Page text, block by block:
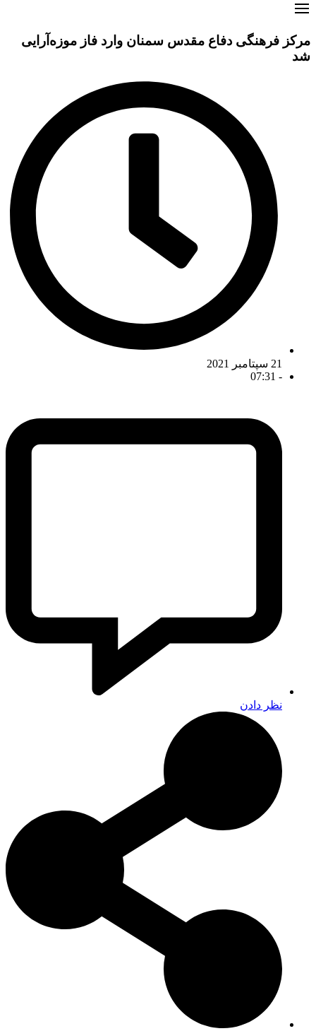
مرکز فرهنگی دفاع مقدس سمنان وارد فاز موزه‌آرایی
شد
21 سپتامبر 2021
-
07:31
نظر دادن